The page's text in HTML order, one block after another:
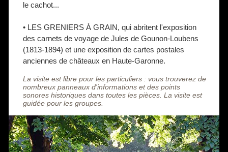
le cachot...
• LES GRENIERS À GRAIN, qui abritent l'exposition
des carnets de voyage de Jules de Gounon-Loubens
(1813-1894) et une exposition de cartes postales
anciennes de châteaux en Haute-Garonne.
La visite est libre pour les particuliers : vous trouverez de
nombreux panneaux d'informations et des points
sonores historiques dans toutes les pièces. La visite est
guidée pour les groupes.